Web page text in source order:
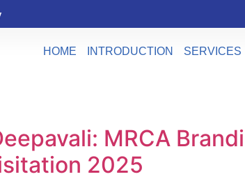
HOME INTRODUCTION SERVICES
MRCA
2025